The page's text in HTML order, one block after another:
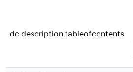
dc.description.tableofcontents